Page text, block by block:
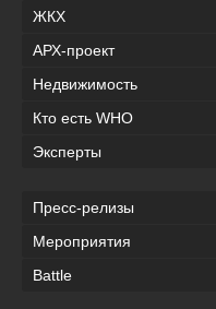
ЖКХ
АРХ-проект
Недвижимость
Кто есть WHO
Эксперты
Пресс-релизы
Мероприятия
Battle